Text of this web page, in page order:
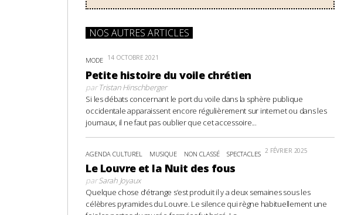
NOS AUTRES ARTICLES
MODE 14 OCTOBRE 2021
Petite histoire du voile chrétien
parTristan Hinschberger
Si les débats concernant le port du voile dans la sphère publique
occidentale apparaissent encore régulièrement sur internet ou dans les
journaux, il ne faut pas oublier que cet accessoire...
AGENDA CULTUREL MUSIQUE NON CLASSÉ SPECTACLES 2 FÉVRIER 2025
Le Louvre et la Nuit des fous
parSarah Joyaux
Quelque chose d’étrange s’est produit il y a deux semaines sous les
célèbres pyramides du Louvre. Le silence qui règne habituellement une